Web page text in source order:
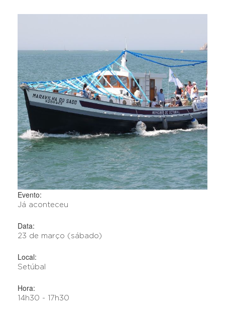
Evento:
Já aconteceu
Data:
23 de março (sábado)
Local:
Setúbal
Hora:
14h30 - 17h30